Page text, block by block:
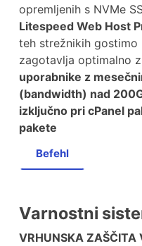
opremljenih s NVMe
Litespeed Web Host
teh strežnikih gostimo
zagotavlja optimalno
uporabnike z
(bandwidth) nad
izključno pri cPanel
pakete
Befehl
Varnostni
VRHUNSKA ZAŠČITA